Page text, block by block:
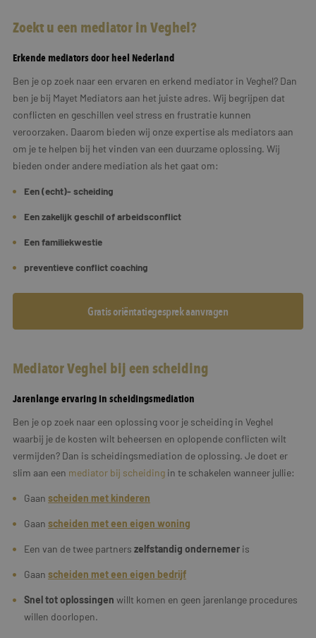
Zoekt u een mediator in Veghel?
Erkende mediators door heel Nederland
Ben je op zoek naar een ervaren en erkend mediator in Veghel? Dan
ben je bij Mayet Mediators aan het juiste adres. Wij begrijpen dat
conflicten en geschillen veel stress en frustratie kunnen
veroorzaken. Daarom bieden wij onze expertise als mediators aan
om je te helpen bij het vinden van een duurzame oplossing. Wij
bieden onder andere mediation als het gaat om:
Een (echt)- scheiding
Een zakelijk geschil of arbeidsconflict
Een familiekwestie
preventieve conflict coaching
Gratis oriëntatiegesprek aanvragen
Mediator Veghel bij een scheiding
Jarenlange ervaring in scheidingsmediation
Ben je op zoek naar een oplossing voor je scheiding in Veghel
waarbij je de kosten wilt beheersen en oplopende conflicten wilt
vermijden? Dan is scheidingsmediation de oplossing. Je doet er
slim aan een mediator bij scheiding in te schakelen wanneer jullie:
Gaan scheiden met kinderen
Gaan scheiden met een eigen woning
Een van de twee partners zelfstandig ondernemer is
Gaan scheiden met een eigen bedrijf
Snel tot oplossingen willt komen en geen jarenlange procedures
willen doorlopen.